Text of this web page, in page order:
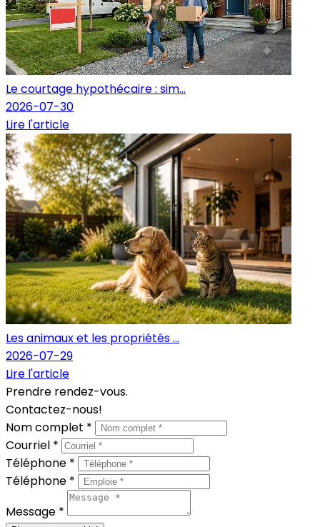
Le courtage hypothécaire : sim...
2026-07-30
Lire l'article
Les animaux et les propriétés ...
2026-07-29
Lire l'article
Prendre rendez-vous.
Contactez-nous!
Nom complet *
Courriel *
Téléphone *
Téléphone *
Message *